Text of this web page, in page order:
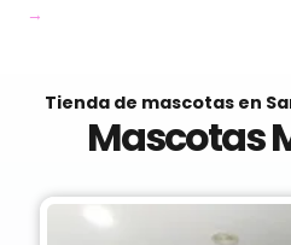
→
Tienda de mascotas en
Mascotas